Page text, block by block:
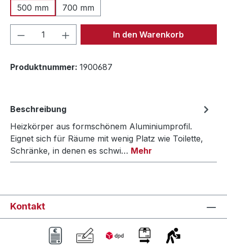
500 mm
700 mm
Produkt Anzahl: Gib denIn den Warenkorb
Produktnummer: 1900687
Beschreibung
Heizkörper aus formschönem Aluminiumprofil.
Eignet sich für Räume mit wenig Platz wie Toilette,
Schränke, in denen es schwi… Mehr
Kontakt